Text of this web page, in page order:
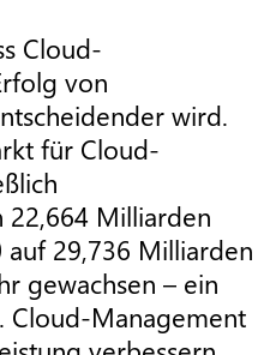
Cloud-
von
wird.
für Cloud-
22,664 Milliarden
auf 29,736 Milliarden
gewachsen – ein
Cloud-Management